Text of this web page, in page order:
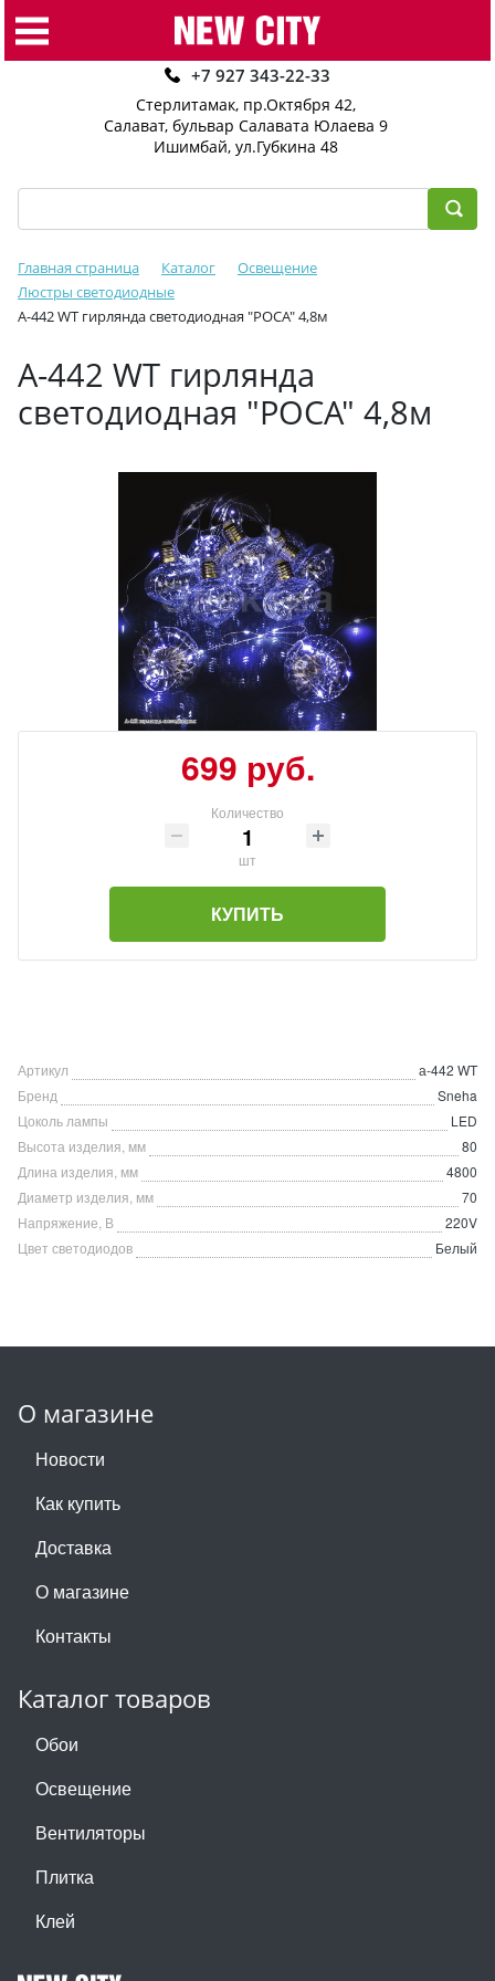
+7 927 343-22-33
Стерлитамак, пр.Октября 42,
Салават, бульвар Салавата Юлаева 9
Ишимбай, ул.Губкина 48
Главная страница Каталог
Освещение
Люстры светодиодные
A-442 WT гирлянда светодиодная "РОСА" 4,8м
A-442 WT гирлянда
светодиодная "РОСА" 4,8м
699 руб.
Количество
шт
КУПИТЬ
Артикул
а-442 WT
Бренд
Sneha
Цоколь лампы
LED
Высота изделия, мм
80
Длина изделия, мм
4800
Диаметр изделия, мм
70
Напряжение, В
220V
Цвет светодиодов
Белый
О магазине
Новости
Как купить
Доставка
О магазине
Контакты
Каталог товаров
Обои
Освещение
Вентиляторы
Плитка
Клей